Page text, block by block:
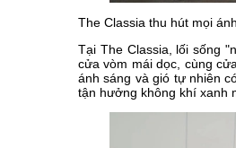
The Classia thu hút mọi
Tại The Classia, lối sống
cửa vòm mái dọc, cùng
ánh sáng và gió tự nhiên
tận hưởng không khí xanh